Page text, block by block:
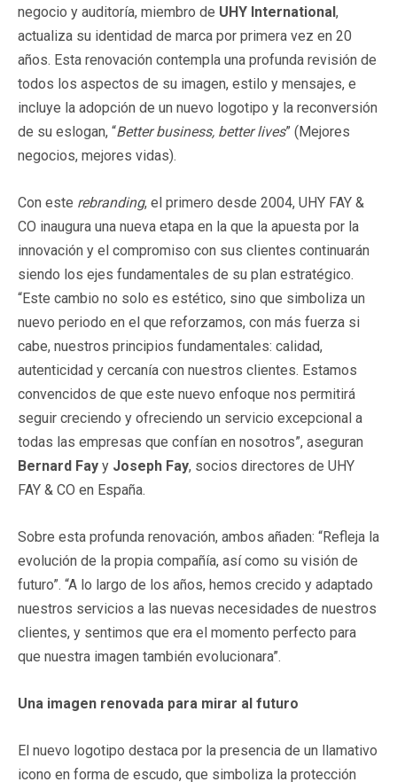
negocio y auditoría, miembro de UHY International,
actualiza su identidad de marca por primera vez en 20
años. Esta renovación contempla una profunda revisión de
todos los aspectos de su imagen, estilo y mensajes, e
incluye la adopción de un nuevo logotipo y la reconversión
de su eslogan, “Better business, better lives” (Mejores
negocios, mejores vidas).
Con este rebranding, el primero desde 2004, UHY FAY &
CO inaugura una nueva etapa en la que la apuesta por la
innovación y el compromiso con sus clientes continuarán
siendo los ejes fundamentales de su plan estratégico.
“Este cambio no solo es estético, sino que simboliza un
nuevo periodo en el que reforzamos, con más fuerza si
cabe, nuestros principios fundamentales: calidad,
autenticidad y cercanía con nuestros clientes. Estamos
convencidos de que este nuevo enfoque nos permitirá
seguir creciendo y ofreciendo un servicio excepcional a
todas las empresas que confían en nosotros”, aseguran
Bernard Fay y Joseph Fay, socios directores de UHY
FAY & CO en España.
Sobre esta profunda renovación, ambos añaden: “Refleja la
evolución de la propia compañía, así como su visión de
futuro”. “A lo largo de los años, hemos crecido y adaptado
nuestros servicios a las nuevas necesidades de nuestros
clientes, y sentimos que era el momento perfecto para
que nuestra imagen también evolucionara”.
Una imagen renovada para mirar al futuro
El nuevo logotipo destaca por la presencia de un llamativo
icono en forma de escudo, que simboliza la protección